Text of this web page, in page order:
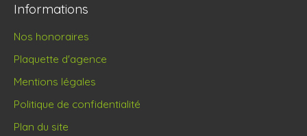
Informations
Nos honoraires
Plaquette d'agence
Mentions légales
Politique de confidentialité
Plan du site